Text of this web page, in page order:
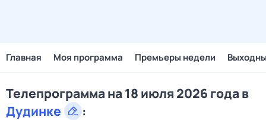
Главная Моя программа Премьеры недели
Телепрограмма на 18 июля 2026 года в
Дудинке
: